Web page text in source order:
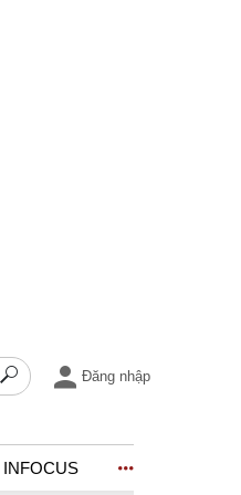
Đăng nhập
INFOCUS